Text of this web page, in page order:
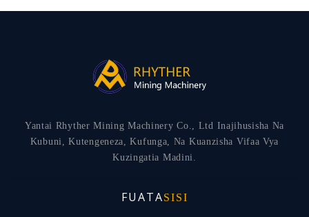
Yantai Rhyther Mining Machinery Co., Ltd Inajihusisha Na
Kubuni, Kutengeneza, Kufunga, Na Kuanzisha Vifaa Vya
Kuzingatia Madini.
FUATASISI